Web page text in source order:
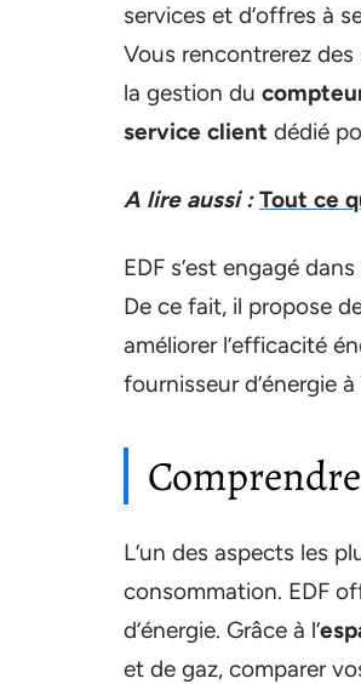
services et d’offres à
Vous rencontrerez
la gestion du
service client dédié
A lire aussi : Tout ce
EDF s’est engagé
De ce fait, il propose
améliorer l’efficacité
fournisseur d’énergie
L’un des aspects les
consommation. EDF
d’énergie. Grâce à l’
et de gaz, comparer